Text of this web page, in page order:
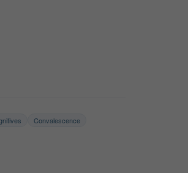
Convalescence